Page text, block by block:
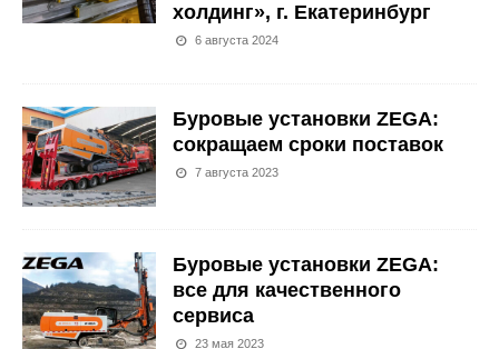
холдинг», г. Екатеринбург
6 августа 2024
Буровые установки ZEGA:
сокращаем сроки поставок
7 августа 2023
Буровые установки ZEGA:
все для качественного
сервиса
23 мая 2023